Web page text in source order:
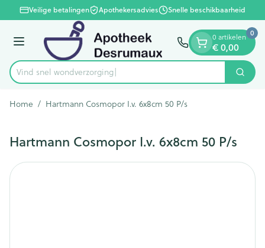
Ga naar de inhoud
1 van 1Veilige betalingen Apothekersadvies Snelle beschikbaarheid
Menu
Product, merk, categorie...
Vind snel wondve Zoek
0 artikelen
€ 0,00
0
Home / Hartmann Cosmopor I.v. 6x8cm 50 P/s
Hartmann Cosmopor I.v. 6x8cm 50 P/s